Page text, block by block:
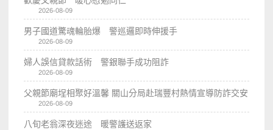
2026-08-09
男子國道驚魂輪胎爆 警巡邏即時伸援手
2026-08-09
婦人誤信貸款話術 警銀聯手成功阻詐
2026-08-09
父親節廟埕相聚好溫馨 關山分局赴瑞豐村熱情宣導防詐交安
2026-08-09
八旬老翁深夜迷途 暖警護送返家